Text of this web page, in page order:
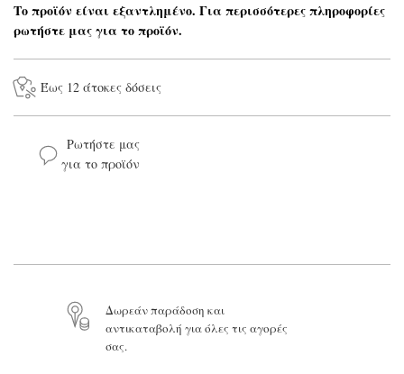
Το προϊόν είναι εξαντλημένο. Για περισσότερες πληροφορίες
ρωτήστε μας για το προϊόν.
Έως 12 άτοκες δόσεις
Ρωτήστε μας
για το προϊόν
Το μήνυμά σας
Δωρεάν παράδοση και
αντικαταβολή για όλες τις αγορές
σας.